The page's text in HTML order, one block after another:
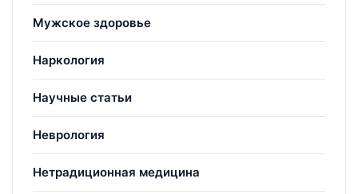
Мужское здоровье
Наркология
Научные статьи
Неврология
Нетрадиционная медицина